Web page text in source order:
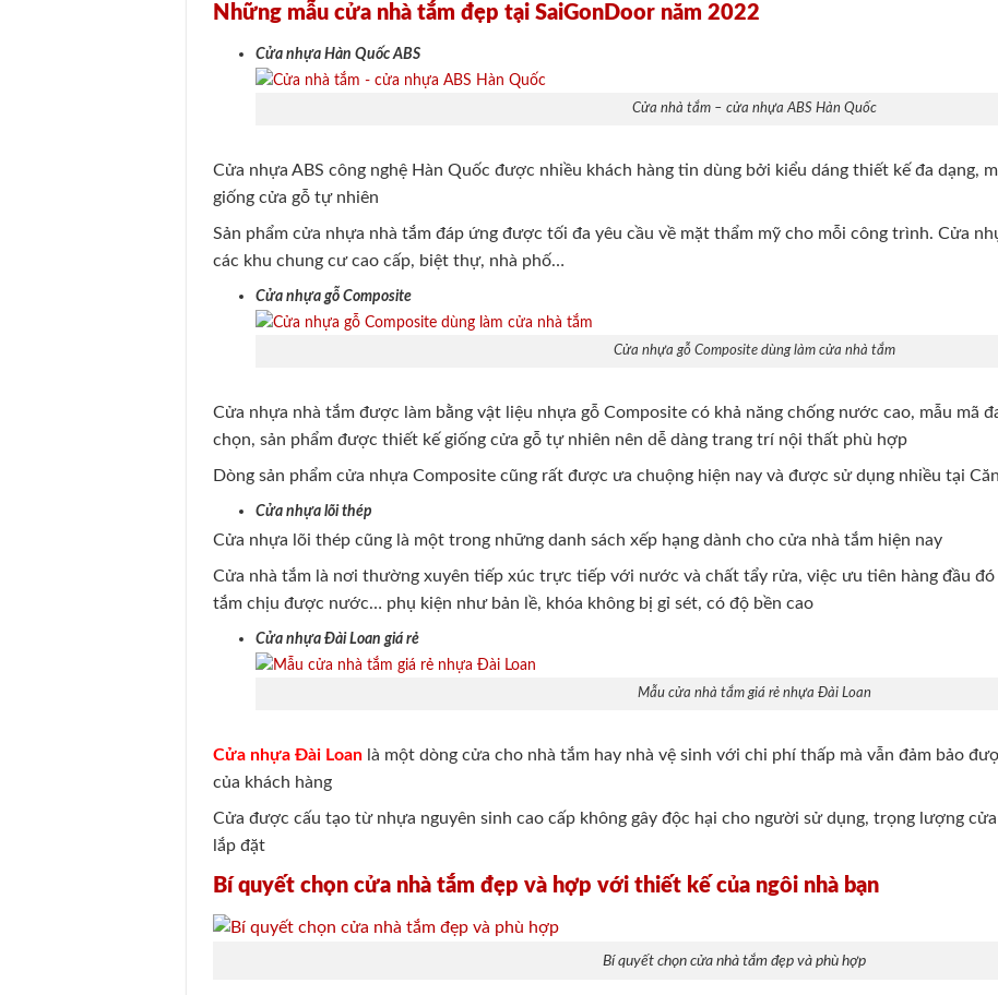
Những mẫu cửa nhà tắm đẹp tại SaiGonDoor năm 2022
Cửa nhựa Hàn Quốc ABS
Cửa nhà tắm – cửa nhựa ABS Hàn Quốc
Cửa nhựa ABS công nghệ Hàn Quốc được nhiều khách hàng tin dùng bởi kiểu dáng thiết kế đa dạng,
giống cửa gỗ tự nhiên
Sản phẩm cửa nhựa nhà tắm đáp ứng được tối đa yêu cầu về mặt thẩm mỹ cho mỗi công trình. Cửa
các khu chung cư cao cấp, biệt thự, nhà phố…
Cửa nhựa gỗ Composite
Cửa nhựa gỗ Composite dùng làm cửa nhà tắm
Cửa nhựa nhà tắm được làm bằng vật liệu nhựa gỗ Composite có khả năng chống nước cao, mẫu mã
chọn, sản phẩm được thiết kế giống cửa gỗ tự nhiên nên dễ dàng trang trí nội thất phù hợp
Dòng sản phẩm cửa nhựa Composite cũng rất được ưa chuộng hiện nay và được sử dụng nhiều tại
Cửa nhựa lõi thép
Cửa nhựa lõi thép cũng là một trong những danh sách xếp hạng dành cho cửa nhà tắm hiện nay
Cửa nhà tắm là nơi thường xuyên tiếp xúc trực tiếp với nước và chất tẩy rửa, việc ưu tiên hàng đầu đó
tắm chịu được nước… phụ kiện như bản lề, khóa không bị gỉ sét, có độ bền cao
Cửa nhựa Đài Loan giá rẻ
Mẫu cửa nhà tắm giá rẻ nhựa Đài Loan
Cửa nhựa Đài Loan là một dòng cửa cho nhà tắm hay nhà vệ sinh với chi phí thấp mà vẫn đảm bảo
của khách hàng
Cửa được cấu tạo từ nhựa nguyên sinh cao cấp không gây độc hại cho người sử dụng, trọng lượng
lắp đặt
Bí quyết chọn cửa nhà tắm đẹp và hợp với thiết kế của ngôi nhà bạn
Bí quyết chọn cửa nhà tắm đẹp và phù hợp